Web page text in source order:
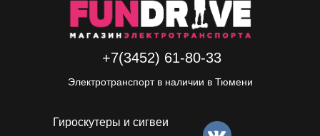
Гироскутеры и сигвеи
+7(3452) 61-80-33
Электротранспорт в наличии в Тюмени